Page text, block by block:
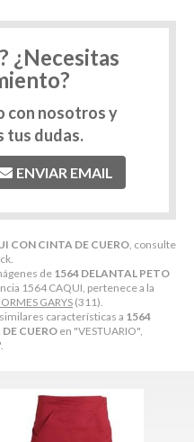
CON CINTA DE CUERO, consulte
de1564 DELANTAL PETO
1564 CAQUI, pertenece a la
GARYS(311).
características a 1564
CUERO en "VESTUARIO",
¿Necesitas
con nosotros y
tus dudas.
ENVIAR EMAIL